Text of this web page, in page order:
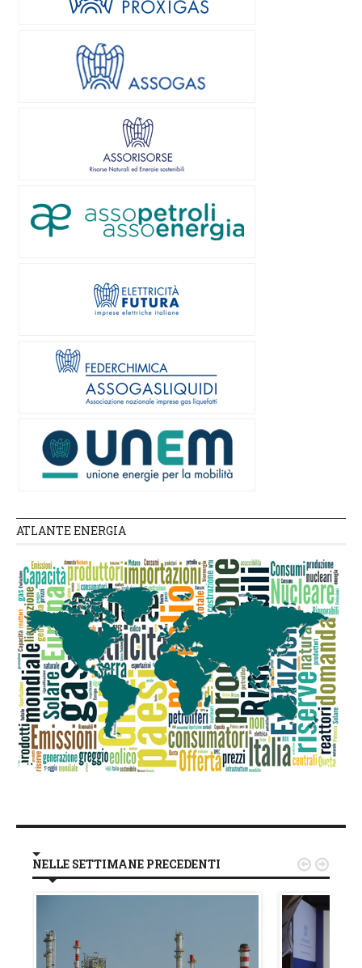
ATLANTE ENERGIA
NELLE SETTIMANE PRECEDENTI  